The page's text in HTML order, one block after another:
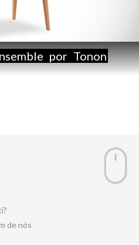
por Tonon
de nós